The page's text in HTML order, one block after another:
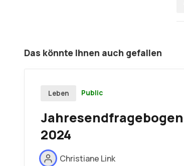
Das könnte Ihnen auch gefallen
Leben Public
Jahresendfragebogen
2024
Christiane Link